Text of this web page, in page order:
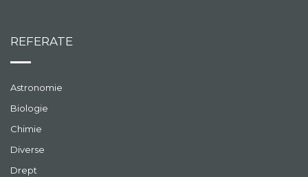
REFERATE
Astronomie
Biologie
Chimie
Diverse
Drept